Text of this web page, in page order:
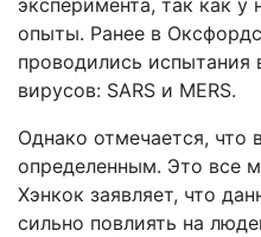
опыты. Ранее в
проводились испытания
вирусов: SARS и MERS.
Однако отмечается, что
определенным. Это все
Хэнкок заявляет, что
сильно повлиять на